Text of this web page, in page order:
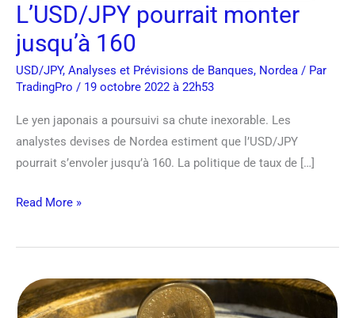
L’USD/JPY pourrait monter
jusqu’à 160
USD/JPY, Analyses et Prévisions de Banques, Nordea / Par
TradingPro / 19 octobre 2022 à 22h53
Le yen japonais a poursuivi sa chute inexorable. Les
analystes devises de Nordea estiment que l’USD/JPY
pourrait s’envoler jusqu’à 160. La politique de taux de […]
Read More »
EUR/USD
: